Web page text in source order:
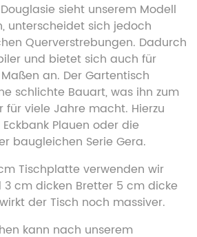
sieht unserem Modell
unterscheidet sich jedoch
Querverstrebungen. Dadurch
und bietet sich auch für
an. Der Gartentisch
schlichte Bauart, was ihn zum
für viele Jahre macht. Hierzu
Plauen oder die
baugleichen Serie Gera.
Tischplatte verwenden wir
cm dicken Bretter 5 cm dicke
der Tisch noch massiver.
kann nach unserem